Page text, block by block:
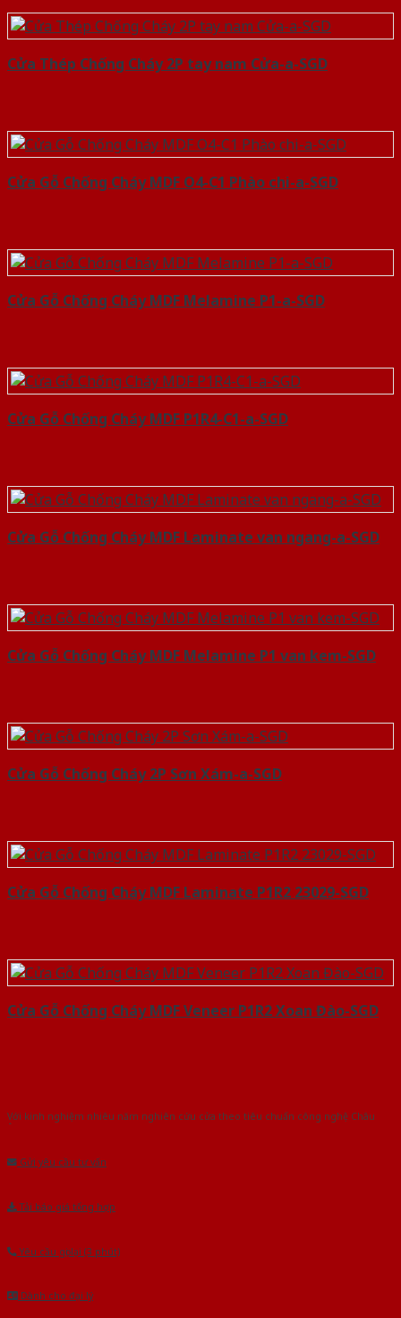
Cửa Thép Chống Cháy 2P tay nam Cửa-a-SGD
Cửa Gỗ Chống Cháy MDF O4-C1 Phào chi-a-SGD
Cửa Gỗ Chống Cháy MDF Melamine P1-a-SGD
Cửa Gỗ Chống Cháy MDF P1R4-C1-a-SGD
Cửa Gỗ Chống Cháy MDF Laminate van ngang-a-SGD
Cửa Gỗ Chống Cháy MDF Melamine P1 van kem-SGD
Cửa Gỗ Chống Cháy 2P Sơn Xám-a-SGD
Cửa Gỗ Chống Cháy MDF Laminate P1R2 23029-SGD
Cửa Gỗ Chống Cháy MDF Veneer P1R2 Xoan Đào-SGD
Với kinh nghiệm nhiêu năm nghiên cứu cửa theo tiêu chuẩn công nghệ Châu
Gửi yêu cầu tư vấn
Tải báo giá tổng hợp
Yêu cầu gọi lại (3 phút)
Dành cho đại lý